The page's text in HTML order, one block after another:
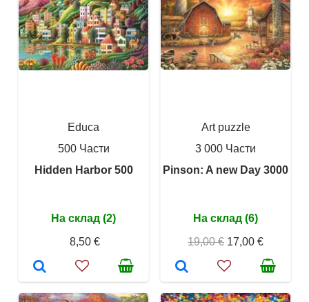
Educa
500 Части
Hidden Harbor 500
На склад (2)
8,50 €
Art puzzle
3 000 Части
Pinson: A new Day 3000
На склад (6)
19,00 € 17,00 €